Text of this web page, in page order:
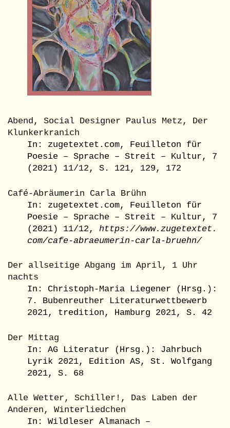
Abend, Social Designer Paulus Metz, Der
Klunkerkranich
In: zugetextet.com, Feuilleton für
Poesie – Sprache – Streit – Kultur, 7
(2021) 11/12, S. 121, 129, 172
Café-Abräumerin Carla Brühn
In: zugetextet.com, Feuilleton für
Poesie – Sprache – Streit – Kultur, 7
(2021) 11/12,https://www.zugetextet.
com/cafe-abraeumerin-carla-bruehn/
Der allseitige Abgang im April, 1 Uhr
nachts
In: Christoph-Maria Liegener (Hrsg.):
7. Bubenreuther Literaturwettbewerb
2021, tredition, Hamburg 2021, S. 42
Der Mittag
In: AG Literatur (Hrsg.): Jahrbuch
Lyrik 2021, Edition AS, St. Wolfgang
2021, S. 68
Alle Wetter, Schiller!, Das Laben der
Anderen, Winterliedchen
In: Wildleser Almanach –